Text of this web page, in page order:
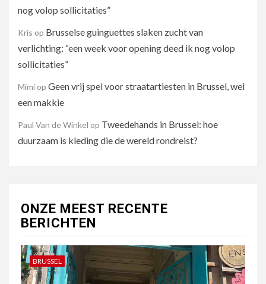
nog volop sollicitaties”
Kris op Brusselse guinguettes slaken zucht van
verlichting: “een week voor opening deed ik nog volop
sollicitaties”
Mimi op Geen vrij spel voor straatartiesten in Brussel, wel
een makkie
Paul Van de Winkel op Tweedehands in Brussel: hoe
duurzaam is kleding die de wereld rondreist?
ONZE MEEST RECENTE
BERICHTEN
BRUSSEL